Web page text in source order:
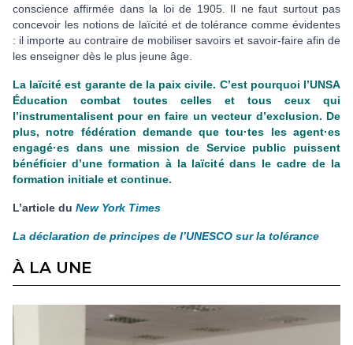
conscience affirmée dans la loi de 1905. Il ne faut surtout pas
concevoir les notions de laïcité et de tolérance comme évidentes
: il importe au contraire de mobiliser savoirs et savoir-faire afin de
les enseigner dès le plus jeune âge.
La laïcité est garante de la paix civile. C’est pourquoi l’UNSA
Éducation combat toutes celles et tous ceux qui
l’instrumentalisent pour en faire un vecteur d’exclusion. De
plus, notre fédération demande que tou·tes les agent·es
engagé·es dans une mission de Service public puissent
bénéficier d’une formation à la laïcité dans le cadre de la
formation initiale et continue.
L’article du New York Times
La déclaration de principes de l’UNESCO sur la tolérance
À LA UNE